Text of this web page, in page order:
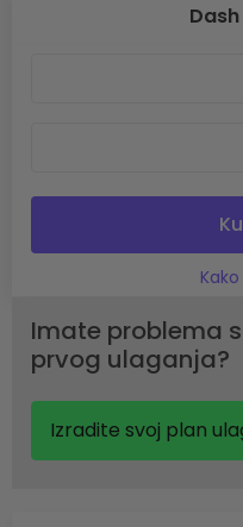
Imate problema
prvog ulaganja?
Izradite svoj plan